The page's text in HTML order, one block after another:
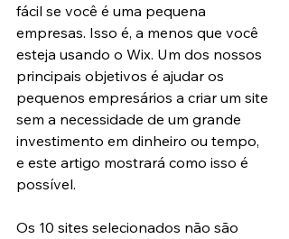
fácil se você é uma pequena
empresas. Isso é, a menos que você
esteja usando o Wix. Um dos nossos
principais objetivos é ajudar os
pequenos empresários a criar um site
sem a necessidade de um grande
investimento em dinheiro ou tempo,
e este artigo mostrará como isso é
possível.
Os 10 sites selecionados não são